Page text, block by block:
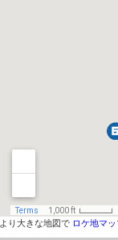
より大きな地図で ロケ地マ